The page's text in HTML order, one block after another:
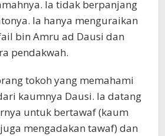
Ia tidak berpanjang
Ia hanya menguraikan
bin Amru ad Dausi dan
pendakwah.
tokoh yang memahami
kaumnya Dausi. Ia datang
untuk bertawaf (kaum
mengadakan tawaf) dan